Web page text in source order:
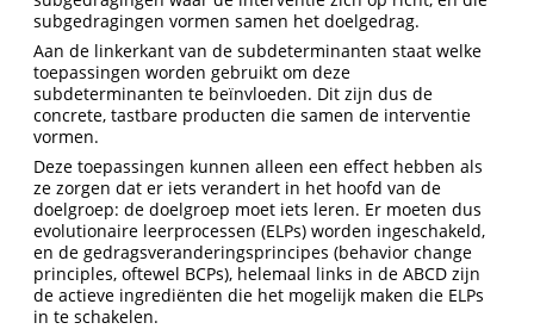
subgedragingen vormen samen het doelgedrag.
Aan de linkerkant van de subdeterminanten staat welke
toepassingen worden gebruikt om deze
subdeterminanten te beïnvloeden. Dit zijn dus de
concrete, tastbare producten die samen de interventie
vormen.
Deze toepassingen kunnen alleen een effect hebben als
ze zorgen dat er iets verandert in het hoofd van de
doelgroep: de doelgroep moet iets leren. Er moeten dus
evolutionaire leerprocessen (ELPs) worden ingeschakeld,
en de gedragsveranderingsprincipes (behavior change
principles, oftewel BCPs), helemaal links in de ABCD zijn
de actieve ingrediënten die het mogelijk maken die ELPs
in te schakelen.